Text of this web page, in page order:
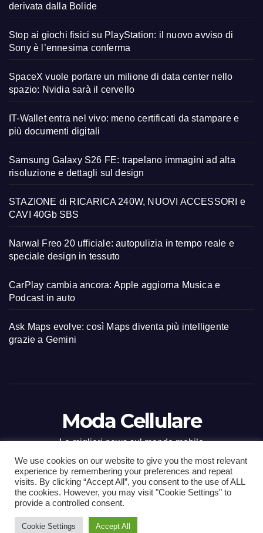
derivata dalla Bolide
Stop ai giochi fisici su PlayStation: il nuovo avviso di
Sony è l’ennesima conferma
SpaceX vuole portare un milione di data center nello
spazio: Nvidia sarà il cervello
IT-Wallet entra nel vivo: meno certificati da stampare e
più documenti digitali
Samsung Galaxy S26 FE: trapelano immagini ad alta
risoluzione e dettagli sul design
STAZIONE di RICARICA 240W, NUOVI ACCESSORI e
CAVI 40Gb SBS
Narwal Freo 20 ufficiale: autopulizia in tempo reale e
speciale design in tessuto
CarPlay cambia ancora: Apple aggiorna Musica e
Podcast in auto
Ask Maps evolve: così Maps diventa più intelligente
grazie a Gemini
Moda Cellulare
Le migliori news sul mondo mobile
Proudly powered by WordPress| Tema: Newsup diThemeansar
Home ContactCONTATTI
We use cookies on our website to give you the most relevant
experience by remembering your preferences and repeat
visits. By clicking “Accept All”, you consent to the use of ALL
the cookies. However, you may visit "Cookie Settings" to
provide a controlled consent.
Cookie Settings Accept All